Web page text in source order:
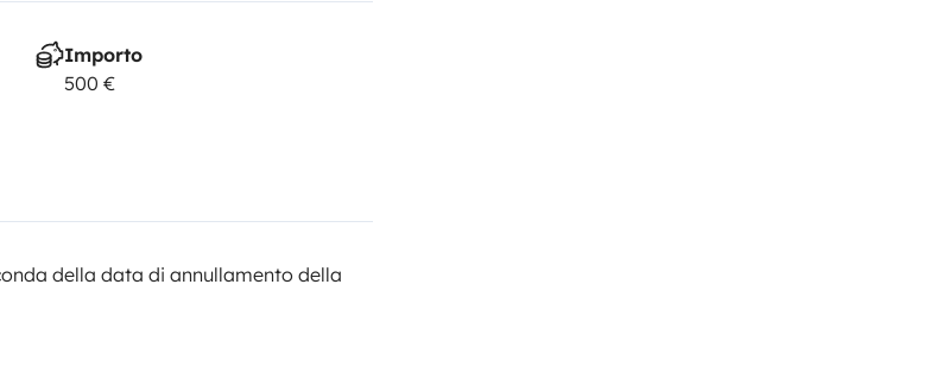
Importo
500 €
della data di annullamento della